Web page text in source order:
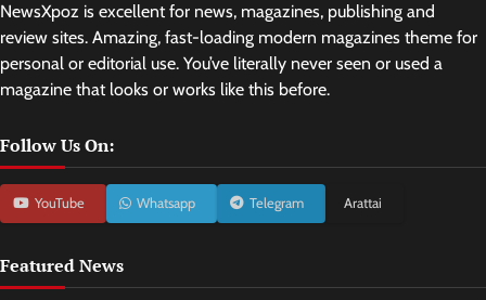
NewsXpoz is excellent for news, magazines, publishing and
review sites. Amazing, fast-loading modern magazines theme for
personal or editorial use. You’ve literally never seen or used a
magazine that looks or works like this before.
Follow Us On:
YouTube Whatsapp Telegram Arattai
Featured News